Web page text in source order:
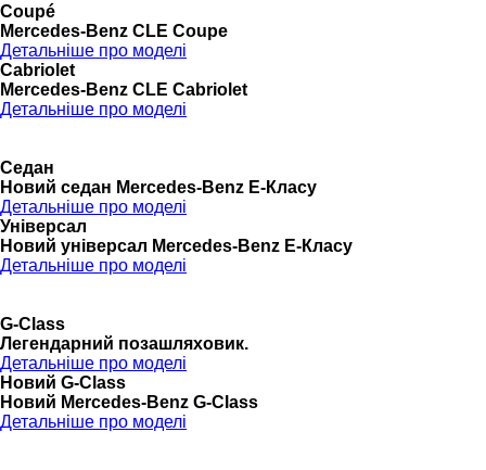
Coupé
Mercedes-Benz CLE Coupe
Детальніше про моделі
Cabriolet
Mercedes-Benz CLE Cabriolet
Детальніше про моделі
Седан
Новий седан Mercedes-Benz Е-Класу
Детальніше про моделі
Універсал
Новий універсал Mercedes-Benz E-Класу
Детальніше про моделі
G-Class
Легендарний позашляховик.
Детальніше про моделі
Новий G-Class
Новий Mercedes-Benz G-Class
Детальніше про моделі